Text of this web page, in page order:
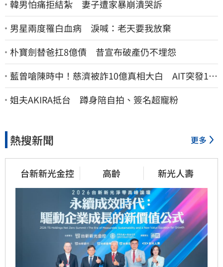
韓男怕痛拒結紮 妻子遭家暴崩潰哭訴
男星兩度罹白血病 淚喊：老天要我放棄
朴寶劍替爸扛8億債 昔宣布破產仍不埋怨
藍曾嗆陳時中！慈濟被詐10億真相大白 AIT突發1文
酸爆…他笑：真的很會
姐夫AKIRA抵台 蹲身陪自拍、簽名超寵粉
熱搜新聞 更多
台新新光金控 高齡 新光人壽